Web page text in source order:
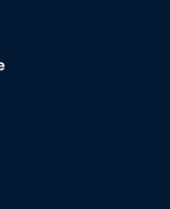
as 11:00 mediante
business center,